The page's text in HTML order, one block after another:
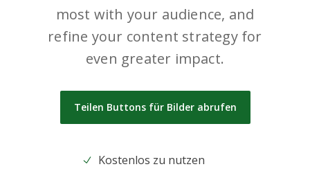
most with your audience, and
refine your content strategy for
even greater impact.
Teilen Buttons für Bilder abrufen
Kostenlos zu nutzen